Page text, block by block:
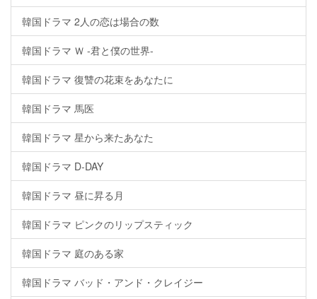
韓国ドラマ 2人の恋は場合の数
韓国ドラマ Ｗ -君と僕の世界-
韓国ドラマ 復讐の花束をあなたに
韓国ドラマ 馬医
韓国ドラマ 星から来たあなた
韓国ドラマ D-DAY
韓国ドラマ 昼に昇る月
韓国ドラマ ピンクのリップスティック
韓国ドラマ 庭のある家
韓国ドラマ バッド・アンド・クレイジー